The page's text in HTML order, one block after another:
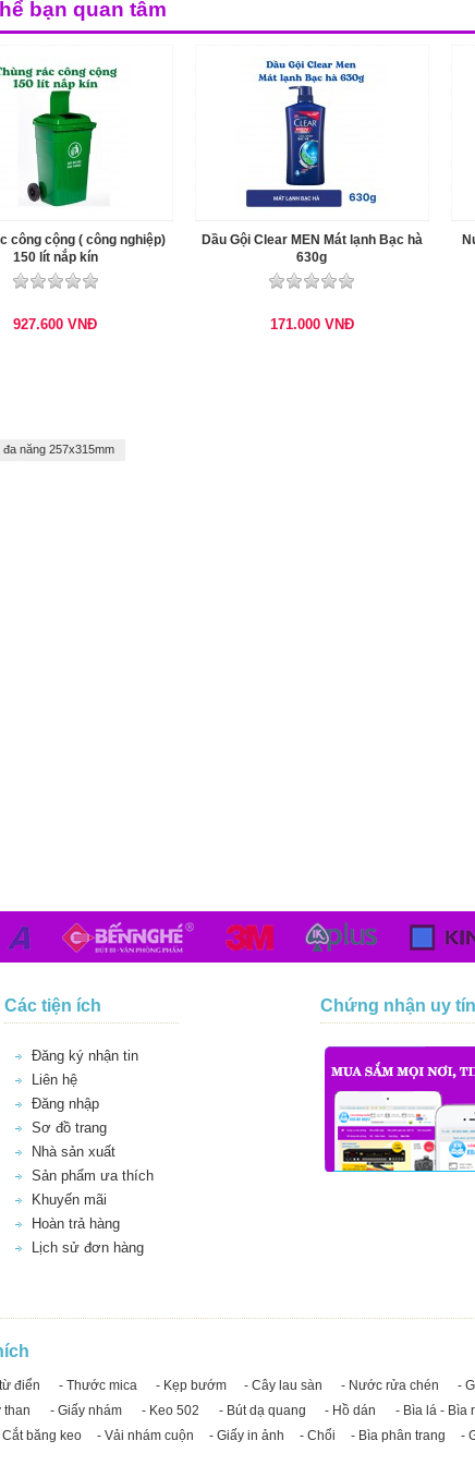
bạn quan tâm
công cộng ( công nghiệp)
150 lít nắp kín
927.600VNĐ
Dầu Gội Clear MEN Mát lạnh Bạc hà
630g
171.000 VNĐ
đa năng 257x315mm
Các tiện ích
Đăng ký nhận tin
Liên hệ
Đăng nhập
Sơ đồ trang
Nhà sản xuất
Sản phẩm ưa thích
Khuyến mãi
Hoàn trả hàng
Lịch sử đơn hàng
Chứng nhận uy tín
điển - Thước mica - Kẹp bướm - Cây lau sàn - Nước rửa chén -
than - Giấy nhám - Keo 502 - Bút dạ quang - Hồ dán - Bìa lá - Bìa
Cắt băng keo - Vải nhám cuộn - Giấy in ảnh - Chổi - Bìa phân trang -